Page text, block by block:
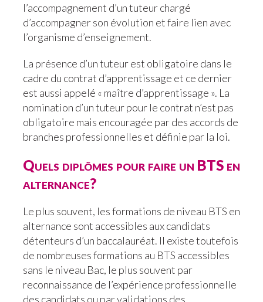
l’accompagnement d’un tuteur chargé
d’accompagner son évolution et faire lien avec
l’organisme d’enseignement.
La présence d’un tuteur est obligatoire dans le
cadre du contrat d’apprentissage et ce dernier
est aussi appelé « maître d’apprentissage ». La
nomination d’un tuteur pour le contrat n’est pas
obligatoire mais encouragée par des accords de
branches professionnelles et définie par la loi.
Quels diplômes pour faire un BTS en
alternance?
Le plus souvent, les formations de niveau BTS en
alternance sont accessibles aux candidats
détenteurs d’un baccalauréat. Il existe toutefois
de nombreuses formations au BTS accessibles
sans le niveau Bac, le plus souvent par
reconnaissance de l’expérience professionnelle
des candidats ou par validations des